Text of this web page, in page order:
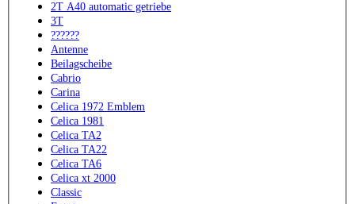
2T A40 automatic getriebe
3T
??????
Antenne
Beilagscheibe
Cabrio
Carina
Celica 1972 Emblem
Celica 1981
Celica TA2
Celica TA22
Celica TA6
Celica xt 2000
Classic